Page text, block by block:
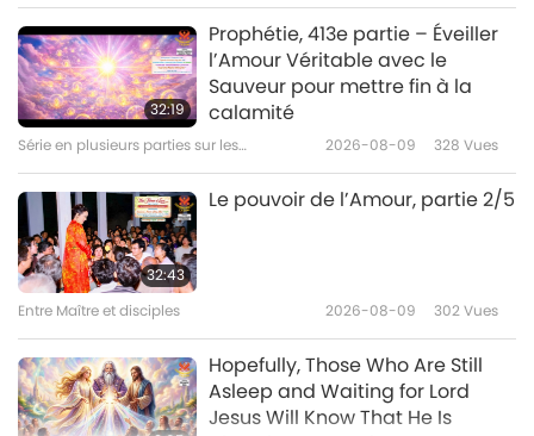
6907
16:37
Peter Deunov: Revered Spiritual
Master and Philosopher
21:17
32:19
Prophétie, 413e partie – Éveiller
l’Amour Véritable avec le
Sauveur pour mettre fin à la
calamité
Série en plusieurs parties sur les
2026-08-09 328 Vues
32:43
Le pouvoir de l’Amour, partie 2/5
Entre Maître et disciples 2026-08-09 302Vues
Hopefully, Those Who Are Still
Asleep and Waiting for Lord
Jesus Will Know That He Is